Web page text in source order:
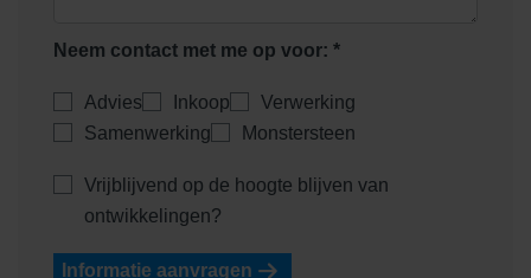
Neem contact met me op voor: *
Advies Inkoop
Verwerking
Samenwerking
Monstersteen
Vrijblijvend op de hoogte blijven van
ontwikkelingen?
Informatie aanvragen